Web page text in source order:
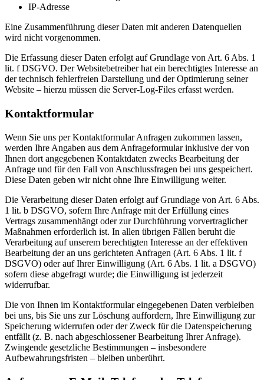
IP-Adresse
Eine Zusammenführung dieser Daten mit anderen Datenquellen
wird nicht vorgenommen.
Die Erfassung dieser Daten erfolgt auf Grundlage von Art. 6 Abs. 1
lit. f DSGVO. Der Websitebetreiber hat ein berechtigtes Interesse an
der technisch fehlerfreien Darstellung und der Optimierung seiner
Website – hierzu müssen die Server-Log-Files erfasst werden.
Kontaktformular
Wenn Sie uns per Kontaktformular Anfragen zukommen lassen,
werden Ihre Angaben aus dem Anfrageformular inklusive der von
Ihnen dort angegebenen Kontaktdaten zwecks Bearbeitung der
Anfrage und für den Fall von Anschlussfragen bei uns gespeichert.
Diese Daten geben wir nicht ohne Ihre Einwilligung weiter.
Die Verarbeitung dieser Daten erfolgt auf Grundlage von Art. 6 Abs.
1 lit. b DSGVO, sofern Ihre Anfrage mit der Erfüllung eines
Vertrags zusammenhängt oder zur Durchführung vorvertraglicher
Maßnahmen erforderlich ist. In allen übrigen Fällen beruht die
Verarbeitung auf unserem berechtigten Interesse an der effektiven
Bearbeitung der an uns gerichteten Anfragen (Art. 6 Abs. 1 lit. f
DSGVO) oder auf Ihrer Einwilligung (Art. 6 Abs. 1 lit. a DSGVO)
sofern diese abgefragt wurde; die Einwilligung ist jederzeit
widerrufbar.
Die von Ihnen im Kontaktformular eingegebenen Daten verbleiben
bei uns, bis Sie uns zur Löschung auffordern, Ihre Einwilligung zur
Speicherung widerrufen oder der Zweck für die Datenspeicherung
entfällt (z. B. nach abgeschlossener Bearbeitung Ihrer Anfrage).
Zwingende gesetzliche Bestimmungen – insbesondere
Aufbewahrungsfristen – bleiben unberührt.